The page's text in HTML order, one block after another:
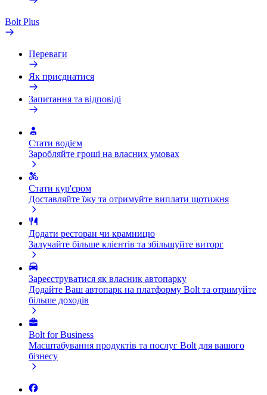
Bolt Plus
Переваги
Як приєднатися
Запитання та відповіді
Стати водієм
Заробляйте гроші на власних умовах
Стати кур'єром
Доставляйте їжу та отримуйте виплати щотижня
Додати ресторан чи крамницю
Залучайте більше клієнтів та збільшуйте виторг
Зареєструватися як власник автопарку
Додайте Ваш автопарк на платформу Bolt та отримуйте
більше доходів
Bolt for Business
Масштабування продуктів та послуг Bolt для вашого
бізнесу